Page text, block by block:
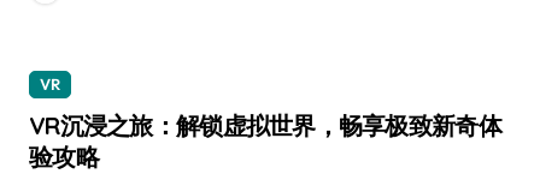
VR
VR沉浸之旅：解锁虚拟世界，畅享极致新奇体
验攻略